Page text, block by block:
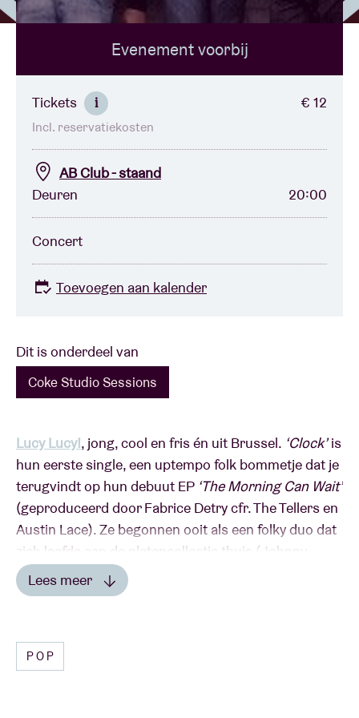
BRDCST
ABtv
Concertcheque
Over AB
Contact
Dit is onderdeel van
Coke Studio Sessions
Lucy Lucy!, jong, cool en fris én uit Brussel. ‘Clock’is
hun eerste single, een uptempo folk bommetje dat je
terugvindt op hun debuut EP ‘The Morning Can Wait’
(geproduceerd door Fabrice Detry cfr. The Tellers en
Austin Lace). Ze begonnen ooit als een folky duo dat
zich laafde aan de platencollectie thuis (Johnny
Cash, The Everly Brothers, Simon & Garfunkel). Nu
uitgegroeid tot een ferm vijftal met een iets potigere
Botanique en stonden een week later al op 1 in de
Waalse Ultratop. Gisteren nog ferme support bij
Lees meer
POP
Evenement voorbij
Tickets i € 12
Incl. reservatiekosten
AB Club - staand
Deuren
20:00
Concert
Toevoegen aan kalender